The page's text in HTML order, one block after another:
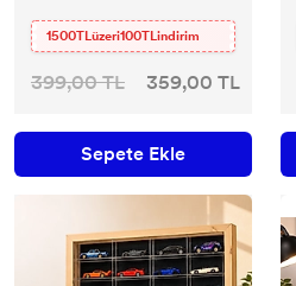
1500TLüzeri100TLindirim
399,00 TL 359,00 TL
Sepete Ekle